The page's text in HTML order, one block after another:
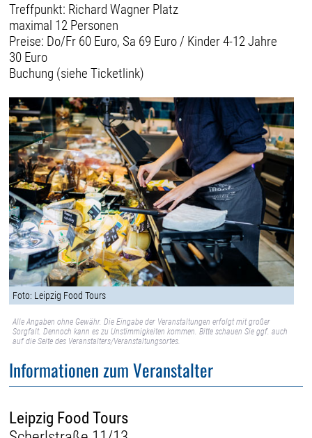
Treffpunkt: Richard Wagner Platz
maximal 12 Personen
Preise: Do/Fr 60 Euro, Sa 69 Euro / Kinder 4-12 Jahre
30 Euro
Buchung (siehe Ticketlink)
Foto: Leipzig Food Tours
Alle Angaben ohne Gewähr. Die Eingabe der Veranstaltungen erfolgt mit großer
Sorgfalt. Dennoch kann es zu Unstimmigkeiten kommen. Bitte schauen Sie ggf. auch
auf die Seite des Veranstalters/Veranstaltungsortes.
Informationen zum Veranstalter
Leipzig Food Tours